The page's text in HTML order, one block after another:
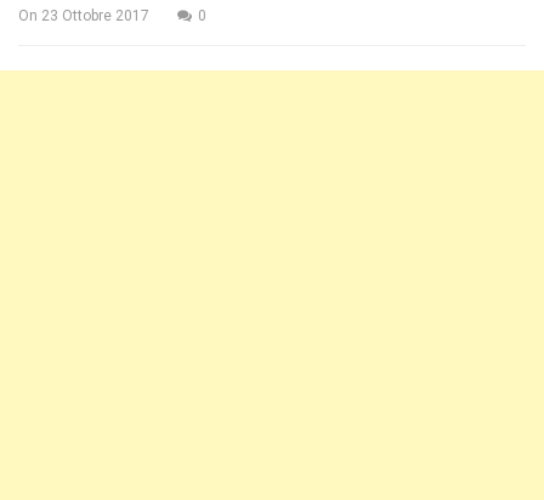
On 23 Ottobre 2017 0